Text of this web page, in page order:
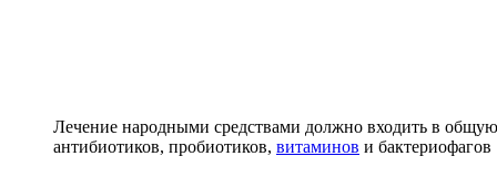
Лечение народными средствами должно входить в
антибиотиков, пробиотиков, витаминов и бактериофагов